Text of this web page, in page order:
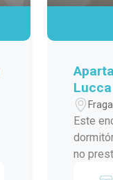
Este
no